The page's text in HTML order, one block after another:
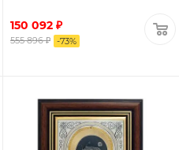
150 092 ₽
555 896 ₽ -73%